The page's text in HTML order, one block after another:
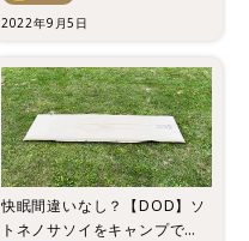
2022年9月5日
快眠間違いなし？【DOD】ソ
トネノサソイをキャンプで使